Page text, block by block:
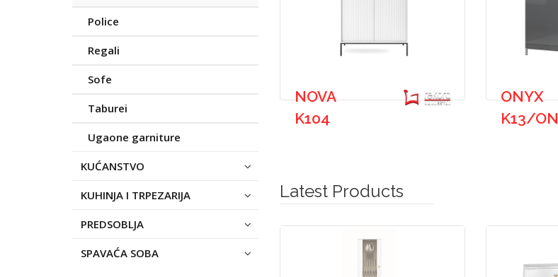
Police
Regali
Sofe
Taburei
Ugaone garniture
KUĆANSTVO
KUHINJA I TRPEZARIJA
PREDSOBLJA
SPAVAĆA SOBA
NOVA
K104
ONYX
K13/ON
Latest Products